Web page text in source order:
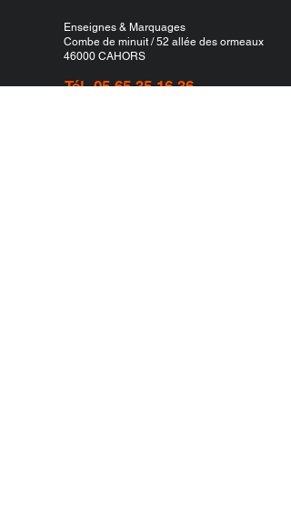
Enseignes & Marquages
Combe de minuit / 52 allée des ormeaux
46000 CAHORS
Tél.05 65 35 16 36